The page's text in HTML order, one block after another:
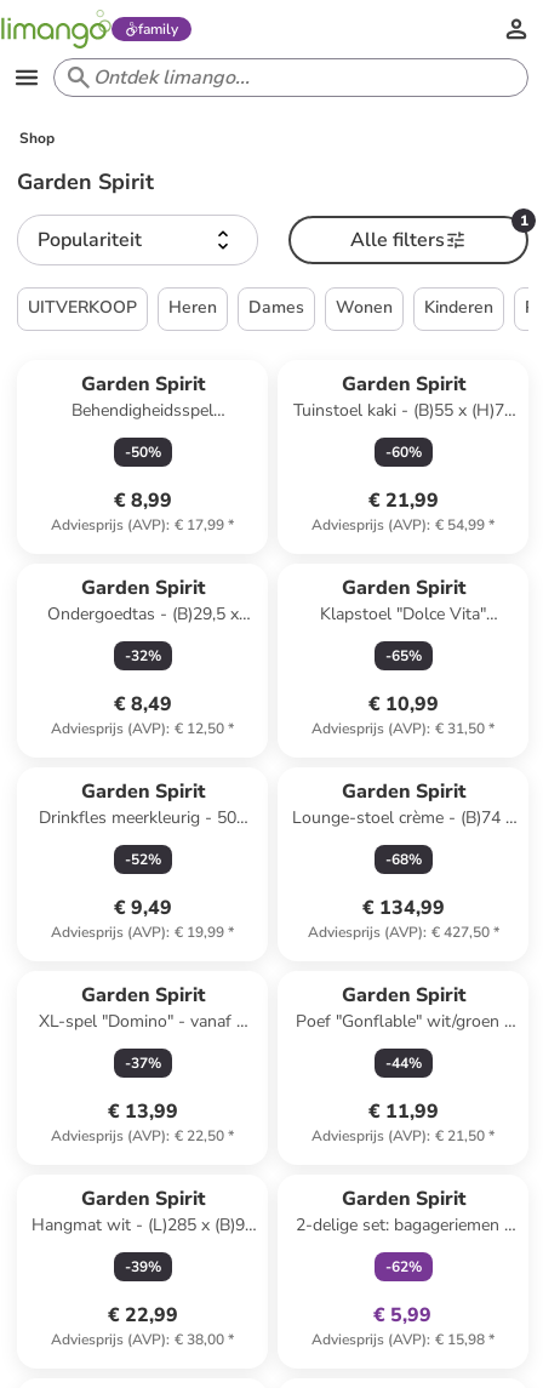
family
Shop
Garden Spirit
Populariteit
1
Alle filters
UITVERKOOP Heren Dames Wonen Kinderen
Garden Spirit
Behendigheidsspel
meerkleurig - vanaf 6 jaar
-50%
€ 8,99
Adviesprijs (AVP): € 17,99*
Garden Spirit
Tuinstoel kaki - (B)55 x (H)77
x (D)63 cm
-60%
€ 21,99
Adviesprijs (AVP): € 54,99*
Garden Spirit
Ondergoedtas - (B)29,5 x
(H)17,5 x (D)11,5 cm
(verrassingsproduct)
-32%
€ 8,49
Adviesprijs (AVP): € 12,50*
Garden Spirit
Klapstoel "Dolce Vita"
blauw/wit - (B)44 x (H)75 x
(D)52 cm
-65%
€ 10,99
Adviesprijs (AVP): € 31,50*
Garden Spirit
Drinkfles meerkleurig - 500
ml (verrassingsproduct)
-52%
€ 9,49
Adviesprijs (AVP): € 19,99*
Garden Spirit
Lounge-stoel crème - (B)74 x
(H)88 x (D)96 cm
-68%
€ 134,99
Adviesprijs (AVP): € 427,50*
Garden Spirit
XL-spel "Domino" - vanaf 3
jaar
-37%
€ 13,99
Adviesprijs (AVP): € 22,50*
Garden Spirit
Poef "Gonflable" wit/groen -
(H)25 cm - Ø 55
-44%
€ 11,99
Adviesprijs (AVP): € 21,50*
Garden Spirit
Hangmat wit - (L)285 x (B)90
cm
-39%
€ 22,99
Adviesprijs (AVP): € 38,00*
Garden Spirit
2-delige set: bagageriemen -
(L)140 cm
(verrassingsproduct)
-62%
€ 5,99
Adviesprijs (AVP): € 15,98*